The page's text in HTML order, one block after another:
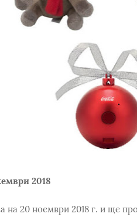
2018
на 20 ноември 2018 г. и ще